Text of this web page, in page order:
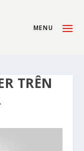
TRÊN